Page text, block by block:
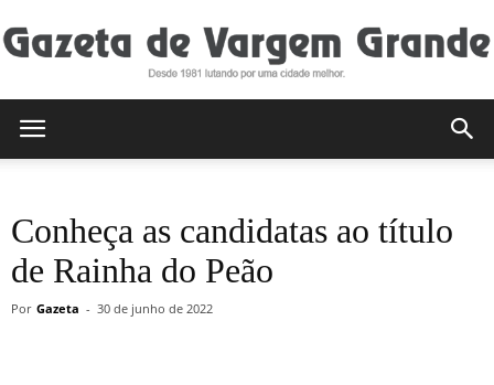
de
Conheça as candidatas ao título
de Rainha do Peão
Por Gazeta - 30 de junho de 2022